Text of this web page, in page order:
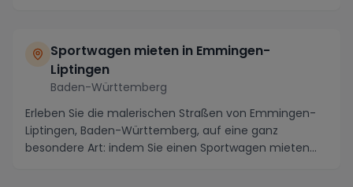
Sportwagen mieten in Emmingen-
Liptingen
Baden-Württemberg
Erleben Sie die malerischen Straßen von Emmingen-
Liptingen, Baden-Württemberg, auf eine ganz
besondere Art: indem Sie einen Sportwagen mieten